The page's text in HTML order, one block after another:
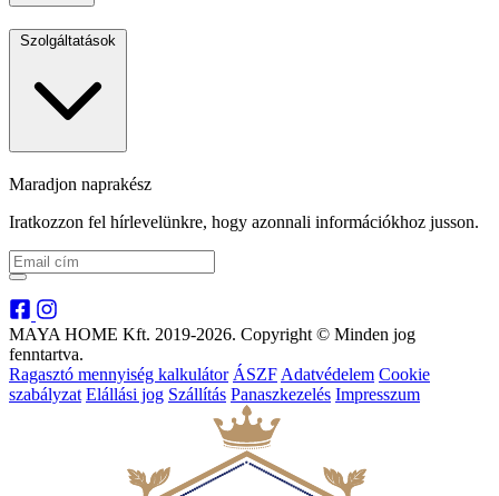
Szolgáltatások
Maradjon naprakész
Iratkozzon fel hírlevelünkre, hogy azonnali információkhoz jusson.
MAYA HOME Kft. 2019-2026. Copyright © Minden jog
fenntartva.
Ragasztó mennyiség kalkulátor ÁSZF Adatvédelem Cookie
szabályzat Elállási jog Szállítás Panaszkezelés Impresszum